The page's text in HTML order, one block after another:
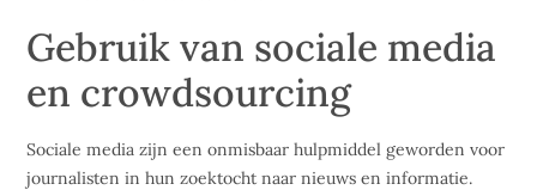
Gebruik van sociale media
en crowdsourcing
Sociale media zijn een onmisbaar hulpmiddel geworden voor
journalisten in hun zoektocht naar nieuws en informatie.